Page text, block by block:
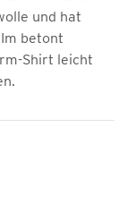
und hat
betont
Shirt leicht